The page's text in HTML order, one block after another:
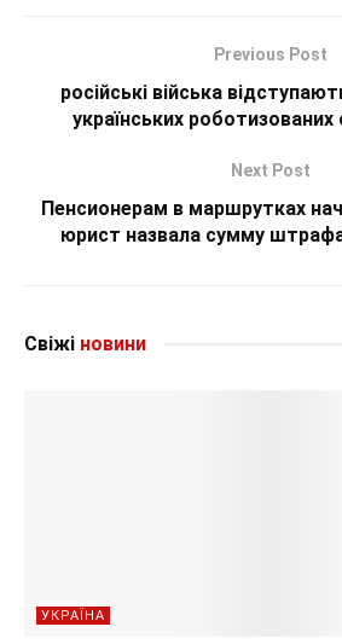
Previous Post
російські війська
українських роботизованих
Next Post
Пенсионерам в маршрутках
юрист назвала сумму
Свіжі новини
УКРАЇНА